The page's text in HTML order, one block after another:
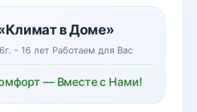
в Доме»
- 16 лет Работаем для Вас
— Вместе с Нами!